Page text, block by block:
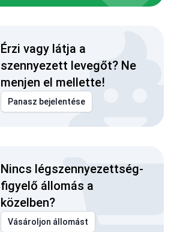
Érzi vagy látja a
szennyezett levegőt? Ne
menjen el mellette!
Panasz bejelentése
Nincs légszennyezettség-
figyelő állomás a
közelben?
Vásároljon állomást